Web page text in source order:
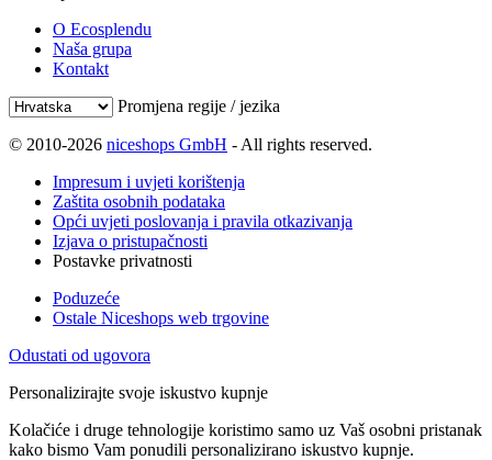
O Ecosplendu
Naša grupa
Kontakt
Promjena regije / jezika
© 2010-2026 niceshops GmbH - All rights reserved.
Impresum i uvjeti korištenja
Zaštita osobnih podataka
Opći uvjeti poslovanja i pravila otkazivanja
Izjava o pristupačnosti
Postavke privatnosti
Poduzeće
Ostale Niceshops web trgovine
Odustati od ugovora
Personalizirajte svoje iskustvo kupnje
Kolačiće i druge tehnologije koristimo samo uz Vaš osobni pristanak
kako bismo Vam ponudili personalizirano iskustvo kupnje.